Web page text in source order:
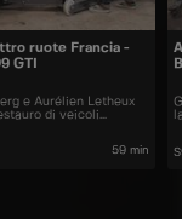
ruote Francia -
GTI
e Aurélien Letheux
di veicoli
59 min